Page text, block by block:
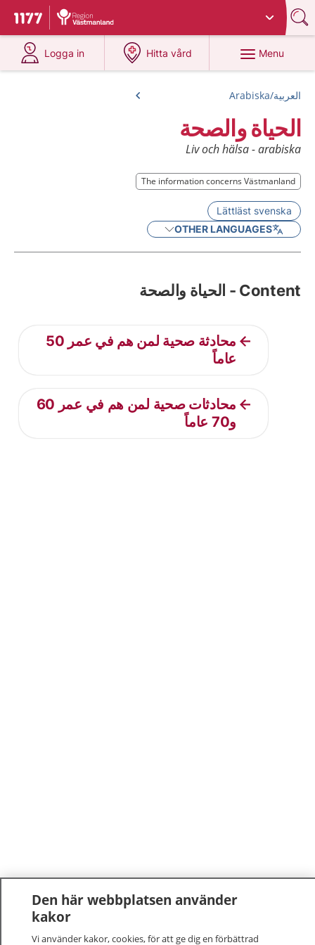
To start page for 1177
Du har valt region
Logga in
at 1177.se
Hitta vård
at 1177.se
Menu
العربية/Arabiska
الحياة والصحة
Liv och hälsa - arabiska
The information concerns Västmanland
The information concerns Västmanland
Lättläst svenska
OTHER LANGUAGES
Content - الحياة والصحة
محادثة صحية لمن هم في عمر 50
عاماً
محادثات صحية لمن هم في عمر 60
و70 عاماً
Den här webbplatsen använder
kakor
Vi använder kakor, cookies, för att ge dig en förbättrad